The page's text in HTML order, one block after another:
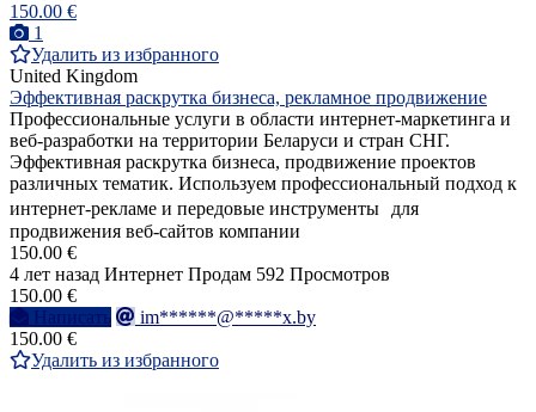
150.00 €
1
Удалить из избранного
United Kingdom
Эффективная раскрутка бизнеса, рекламное продвижение
Профессиональные услуги в области интернет-маркетинга и
веб-разработки на территории Беларуси и стран СНГ.
Эффективная раскрутка бизнеса, продвижение проектов
различных тематик. Используем профессиональный подход к
интернет-рекламе и передовые инструменты для
продвижения веб-сайтов компании
150.00 €
4 лет назад Интернет Продам 592 Просмотров
150.00 €
Написать
im******@*****x.by
150.00 €
Удалить из избранного